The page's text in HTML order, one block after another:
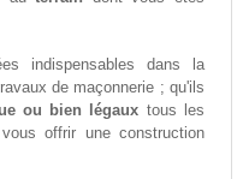
indispensables dans la
de maçonnerie ; qu'ils
ou bien légaux tous les
offrir une construction